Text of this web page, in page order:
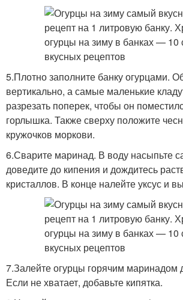
5.Плотно заполните банку огурцами.
вертикально, а самые маленькие
разрезать поперек, чтобы он
горлышка. Также сверху положите
кружочков моркови.
6.Сварите маринад. В воду насыпьте
доведите до кипения и дождитесь
кристаллов. В конце налейте уксус и
7.Залейте огурцы горячим маринадом
Если не хватает, добавьте кипятка.